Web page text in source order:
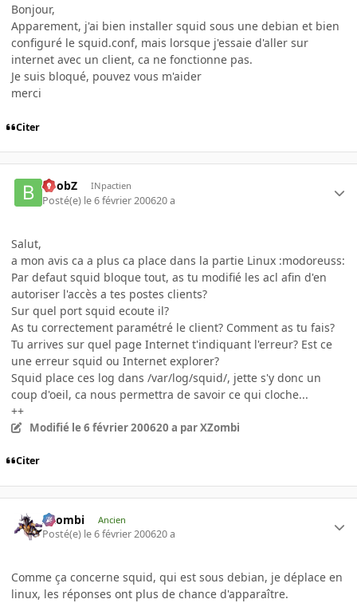
Bonjour,
Apparement, j'ai bien installer squid sous une debian et bien
configuré le squid.conf, mais lorsque j'essaie d'aller sur
internet avec un client, ca ne fonctionne pas.
Je suis bloqué, pouvez vous m'aider
merci
Citer
BoobZ INpactien
Posté(e) le 6 février 200620 a
Salut,
a mon avis ca a plus ca place dans la partie Linux :modoreuss:
Par defaut squid bloque tout, as tu modifié les acl afin d'en
autoriser l'accès a tes postes clients?
Sur quel port squid ecoute il?
As tu correctement paramétré le client? Comment as tu fais?
Tu arrives sur quel page Internet t'indiquant l'erreur? Est ce
une erreur squid ou Internet explorer?
Squid place ces log dans /var/log/squid/, jette s'y donc un
coup d'oeil, ca nous permettra de savoir ce qui cloche...
++
Modifié le 6 février 200620 a par XZombi
Citer
XZombi Ancien
Posté(e) le 6 février 200620 a
Comme ça concerne squid, qui est sous debian, je déplace en
linux, les réponses ont plus de chance d'apparaître.